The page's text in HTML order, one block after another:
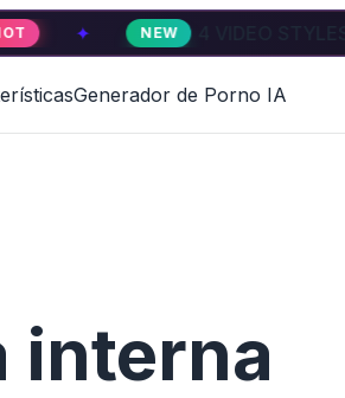
NEW 4 VIDEO STYLES
Generador de Porno IA
interna